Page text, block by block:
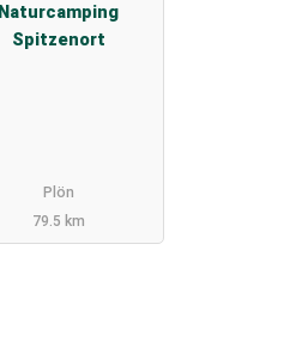
Naturcamping
Spitzenort
Plön
79.5 km